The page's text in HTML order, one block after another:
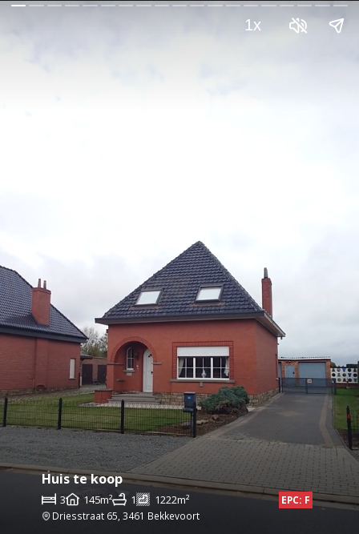
Huis te koop
3 145m² 1 1222m²
EPC: F
Driesstraat 65, 3461 Bekkevoort